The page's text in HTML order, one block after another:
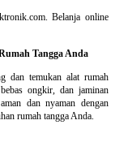
Belanja online
Tangga Anda
dan temukan alat rumah
ongkir, dan jaminan
dan nyaman dengan
rumah tangga Anda.